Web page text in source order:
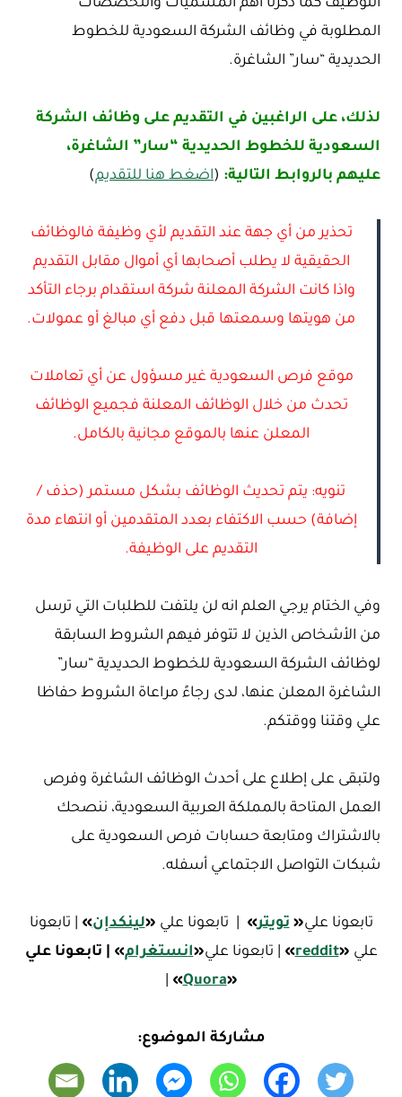
التوظيف كما ذكرنا أهم المسميات والتخصصات
المطلوبة في وظائف الشركة السعودية للخطوط
الحديدية “سار” الشاغرة.
لذلك، على الراغبين في التقديم على وظائف الشركة
السعودية للخطوط الحديدية “سار” الشاغرة،
عليهم بالروابط التالية: (اضغط هنا للتقديم)
تحذير من أي جهة عند التقديم لأي وظيفة فالوظائف
الحقيقية لا يطلب أصحابها أي أموال مقابل التقديم
واذا كانت الشركة المعلنة شركة استقدام برجاء التأكد
من هويتها وسمعتها قبل دفع أي مبالغ أو عمولات.
موقع فرص السعودية غير مسؤول عن أي تعاملات
تحدث من خلال الوظائف المعلنة فجميع الوظائف
المعلن عنها بالموقع مجانية بالكامل.
تنويه: يتم تحديث الوظائف بشكل مستمر (حذف /
إضافة) حسب الاكتفاء بعدد المتقدمين أو انتهاء مدة
التقديم على الوظيفة.
وفي الختام يرجي العلم انه لن يلتفت للطلبات التي ترسل
من الأشخاص الذين لا تتوفر فيهم الشروط السابقة
لوظائف الشركة السعودية للخطوط الحديدية “سار”
الشاغرة المعلن عنها، لدى رجاءً مراعاة الشروط حفاظا
علي وقتنا ووقتكم.
ولتبقى على إطلاع على أحدث الوظائف الشاغرة وفرص
العمل المتاحة بالمملكة العربية السعودية، ننصحك
بالاشتراك ومتابعة حسابات فرص السعودية على
شبكات التواصل الاجتماعي أسفله.
تابعونا علي« تويتر» | تابعونا علي «لينكدإن» | تابعونا
علي «
reddit
» | تابعونا علي«انستغرام»
| تابعونا علي
«
Quora
»
مشاركة الموضوع: